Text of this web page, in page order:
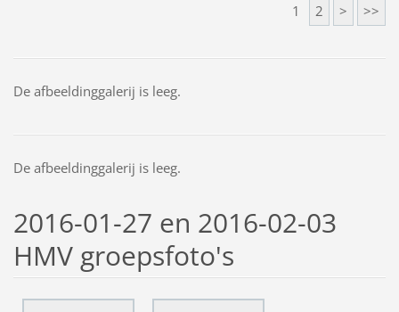
1 2 > >>
De afbeeldinggalerij is leeg.
De afbeeldinggalerij is leeg.
2016-01-27 en 2016-02-03
HMV groepsfoto's